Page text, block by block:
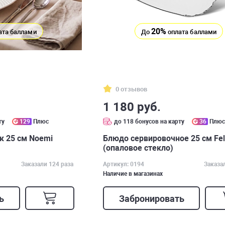
баллами
129 Плюс
25 см Noemi
Заказали 124 раза
До 20% оплата баллами
0 отзывов
1 180 руб.
до 118 бонусов на карту 36 Плюс
Блюдо сервировочное 25 см
(опаловое стекло)
Артикул: 0194
Наличие в магазинах
Забронировать